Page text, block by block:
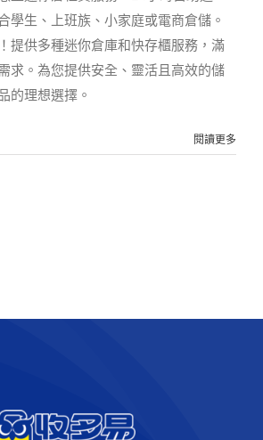
學生、上班族、小家庭或電商倉儲。
提供多種迷你倉庫和快存櫃服務，滿
求。為您提供安全、靈活且高效的儲
的理想選擇。
閱讀更多